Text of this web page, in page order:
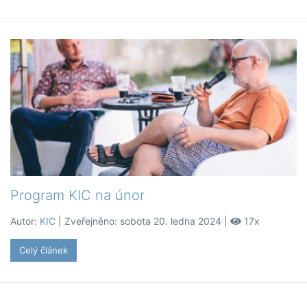
Program KIC na únor
Autor: KIC | Zveřejněno: sobota 20. ledna 2024 | 17x
Celý článek